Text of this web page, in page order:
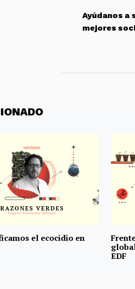
Ayúdanos a
mejores
el ecocidio en
EDF